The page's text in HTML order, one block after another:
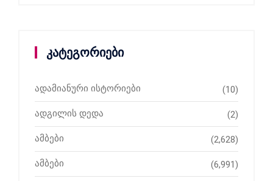
კატეგორიები
ადამიანური ისტორიები (10)
ადგილის დედა (2)
ამბები (2,628)
ამბები (6,991)